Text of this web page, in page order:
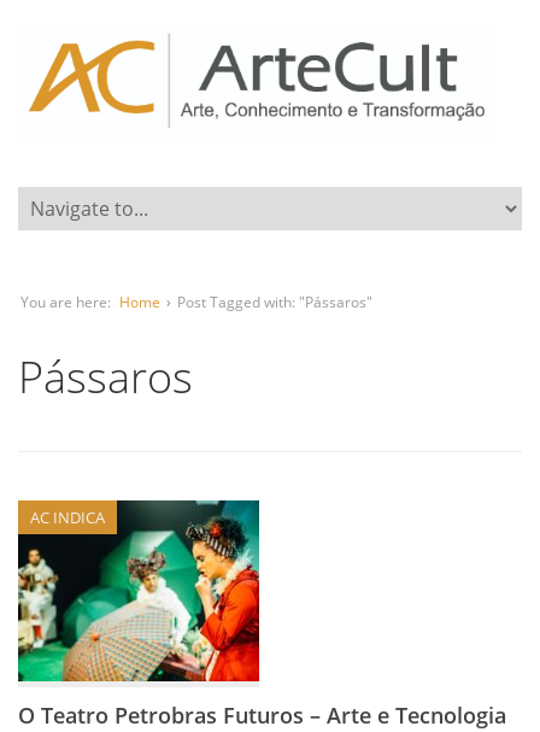
You are here: Home › Post Tagged with: "Pássaros"
Pássaros
AC INDICA
O Teatro Petrobras Futuros – Arte e Tecnologia